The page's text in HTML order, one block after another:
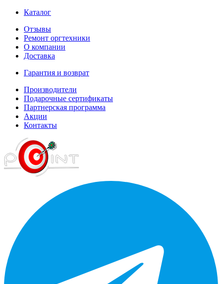
Каталог
Отзывы
Ремонт оргтехники
О компании
Доставка
Гарантия и возврат
Производители
Подарочные сертификаты
Партнерская программа
Акции
Контакты